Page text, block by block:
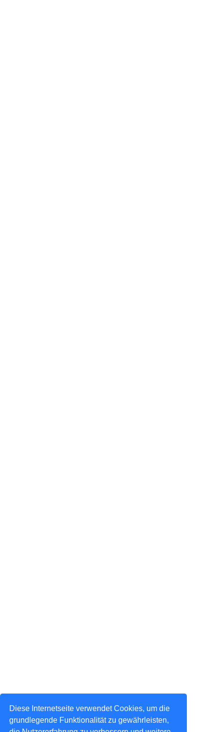
Diese Internetseite verwendet Cookies, um die
grundlegende Funktionalität zu gewährleisten,